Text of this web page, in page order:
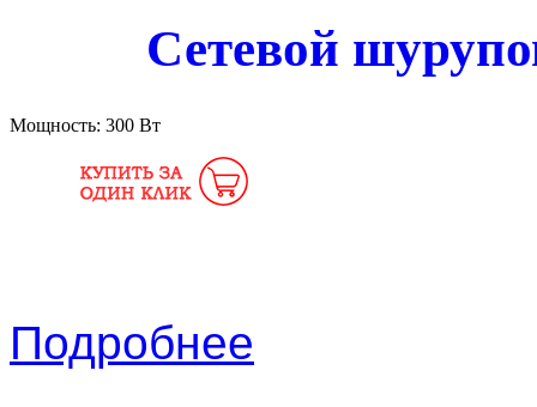
Сетевой
Мощность: 300 Вт
Подробнее